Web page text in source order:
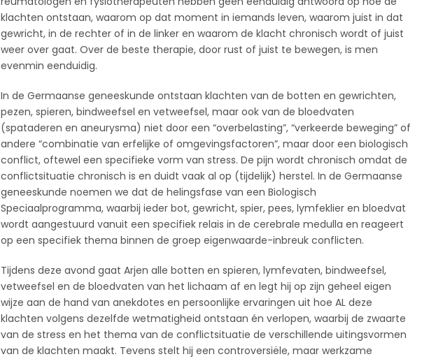
klachten ontstaan, waarom op dat moment in iemands leven, waarom juist in dat
gewricht, in de rechter of in de linker en waarom de klacht chronisch wordt of juist
weer over gaat. Over de beste therapie, door rust of juist te bewegen, is men
evenmin eenduidig.
In de Germaanse geneeskunde ontstaan klachten van de botten en gewrichten,
pezen, spieren, bindweefsel en vetweefsel, maar ook van de bloedvaten
(spataderen en aneurysma) niet door een “overbelasting”, “verkeerde beweging” of
andere “combinatie van erfelijke of omgevingsfactoren”, maar door een biologisch
conflict, oftewel een specifieke vorm van stress. De pijn wordt chronisch omdat de
conflictsituatie chronisch is en duidt vaak al op (tijdelijk) herstel. In de Germaanse
geneeskunde noemen we dat de helingsfase van een Biologisch
Speciaalprogramma, waarbij ieder bot, gewricht, spier, pees, lymfeklier en bloedvat
wordt aangestuurd vanuit een specifiek relais in de cerebrale medulla en reageert
op een specifiek thema binnen de groep eigenwaarde-inbreuk conflicten.
Tijdens deze avond gaat Arjen alle botten en spieren, lymfevaten, bindweefsel,
vetweefsel en de bloedvaten van het lichaam af en legt hij op zijn geheel eigen
wijze aan de hand van anekdotes en persoonlijke ervaringen uit hoe AL deze
klachten volgens dezelfde wetmatigheid ontstaan én verlopen, waarbij de zwaarte
van de stress en het thema van de conflictsituatie de verschillende uitingsvormen
van de klachten maakt. Tevens stelt hij een controversiële, maar werkzame